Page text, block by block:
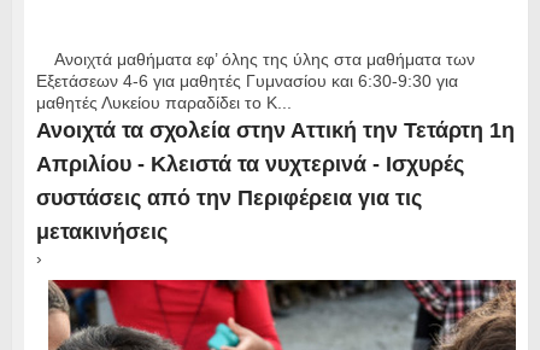
Ανοιχτά μαθήματα εφ’ όλης της ύλης στα μαθήματα των
Εξετάσεων 4-6 για μαθητές Γυμνασίου και 6:30-9:30 για
μαθητές Λυκείου παραδίδει το Κ...
Ανοιχτά τα σχολεία στην Αττική την Τετάρτη 1η
Απριλίου - Κλειστά τα νυχτερινά - Ισχυρές
συστάσεις από την Περιφέρεια για τις
μετακινήσεις
›